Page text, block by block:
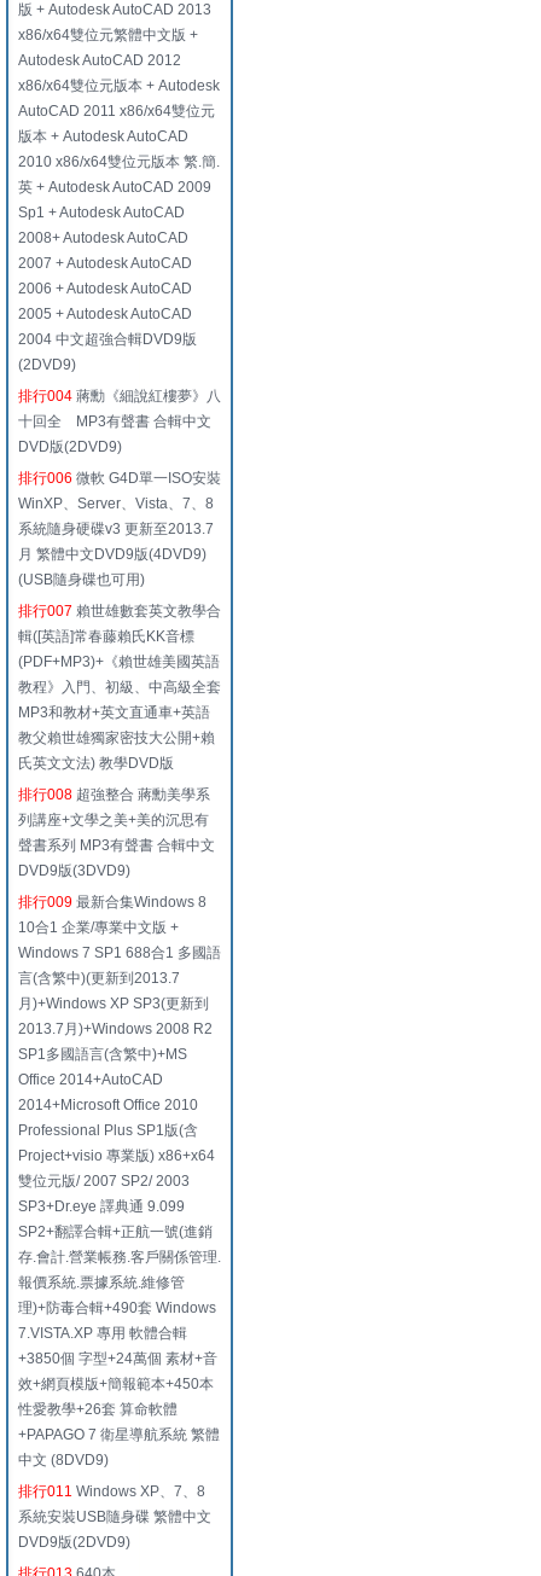
版 + Autodesk AutoCAD 2013
x86/x64雙位元繁體中文版 +
Autodesk AutoCAD 2012
x86/x64雙位元版本 + Autodesk
AutoCAD 2011 x86/x64雙位元
版本 + Autodesk AutoCAD
2010 x86/x64雙位元版本 繁.簡.
英 + Autodesk AutoCAD 2009
Sp1 + Autodesk AutoCAD
2008+ Autodesk AutoCAD
2007 + Autodesk AutoCAD
2006 + Autodesk AutoCAD
2005 + Autodesk AutoCAD
2004 中文超強合輯DVD9版
(2DVD9)
排行004 蔣勳《細說紅樓夢》八
十回全 MP3有聲書 合輯中文
DVD版(2DVD9)
排行006 微軟 G4D單一ISO安裝
WinXP、Server、Vista、7、8
系統隨身硬碟v3 更新至2013.7
月 繁體中文DVD9版(4DVD9)
(USB隨身碟也可用)
排行007 賴世雄數套英文教學合
輯([英語]常春藤賴氏KK音標
(PDF+MP3)+《賴世雄美國英語
教程》入門、初級、中高級全套
MP3和教材+英文直通車+英語
教父賴世雄獨家密技大公開+賴
氏英文文法) 教學DVD版
排行008 超強整合 蔣勳美學系
列講座+文學之美+美的沉思有
聲書系列 MP3有聲書 合輯中文
DVD9版(3DVD9)
排行009 最新合集Windows 8
10合1 企業/專業中文版 +
Windows 7 SP1 688合1 多國語
言(含繁中)(更新到2013.7
月)+Windows XP SP3(更新到
2013.7月)+Windows 2008 R2
SP1多國語言(含繁中)+MS
Office 2014+AutoCAD
2014+Microsoft Office 2010
Professional Plus SP1版(含
Project+visio 專業版) x86+x64
雙位元版/ 2007 SP2/ 2003
SP3+Dr.eye 譯典通 9.099
SP2+翻譯合輯+正航一號(進銷
存.會計.營業帳務.客戶關係管理.
報價系統.票據系統.維修管
理)+防毒合輯+490套 Windows
7.VISTA.XP 專用 軟體合輯
+3850個 字型+24萬個 素材+音
效+網頁模版+簡報範本+450本
性愛教學+26套 算命軟體
+PAPAGO 7 衛星導航系統 繁體
中文 (8DVD9)
排行011 Windows XP、7、8
系統安裝USB隨身碟 繁體中文
DVD9版(2DVD9)